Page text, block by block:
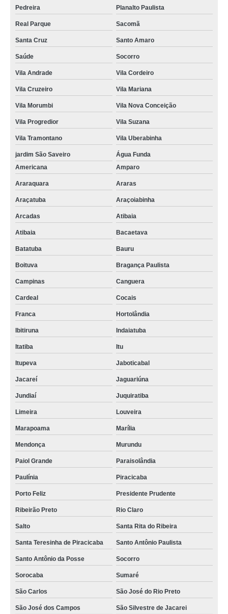
Pedreira Planalto Paulista
Real Parque Sacomã
Santa Cruz Santo Amaro
Saúde Socorro
Vila Andrade Vila Cordeiro
Vila Cruzeiro Vila Mariana
Vila Morumbi Vila Nova Conceição
Vila Progredior Vila Suzana
Vila Tramontano Vila Uberabinha
jardim São Saveiro
Água Funda
Americana
Amparo
Araraquara Araras
Araçatuba Araçoiabinha
Arcadas Atibaia
Atibaia Bacaetava
Batatuba Bauru
Boituva Bragança Paulista
Campinas Canguera
Cardeal Cocais
Franca Hortolândia
Ibitiruna Indaiatuba
Itatiba Itu
Itupeva Jaboticabal
Jacareí Jaguariúna
Jundiaí Juquiratiba
Limeira Louveira
Marapoama Marília
Mendonça Murundu
Paiol Grande Paraisolândia
Paulínia Piracicaba
Porto Feliz Presidente Prudente
Ribeirão Preto Rio Claro
Salto Santa Rita do Ribeira
Santa Teresinha de Piracicaba Santo Antônio Paulista
Santo Antônio da Posse Socorro
Sorocaba Sumaré
São Carlos São José do Rio Preto
São José dos Campos São Silvestre de Jacarei